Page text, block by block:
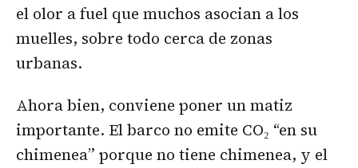
el olor a fuel que muchos asocian a los
muelles, sobre todo cerca de zonas
urbanas.
Ahora bien, conviene poner un matiz
importante. El barco no emite CO₂ “en su
chimenea” porque no tiene chimenea, y el